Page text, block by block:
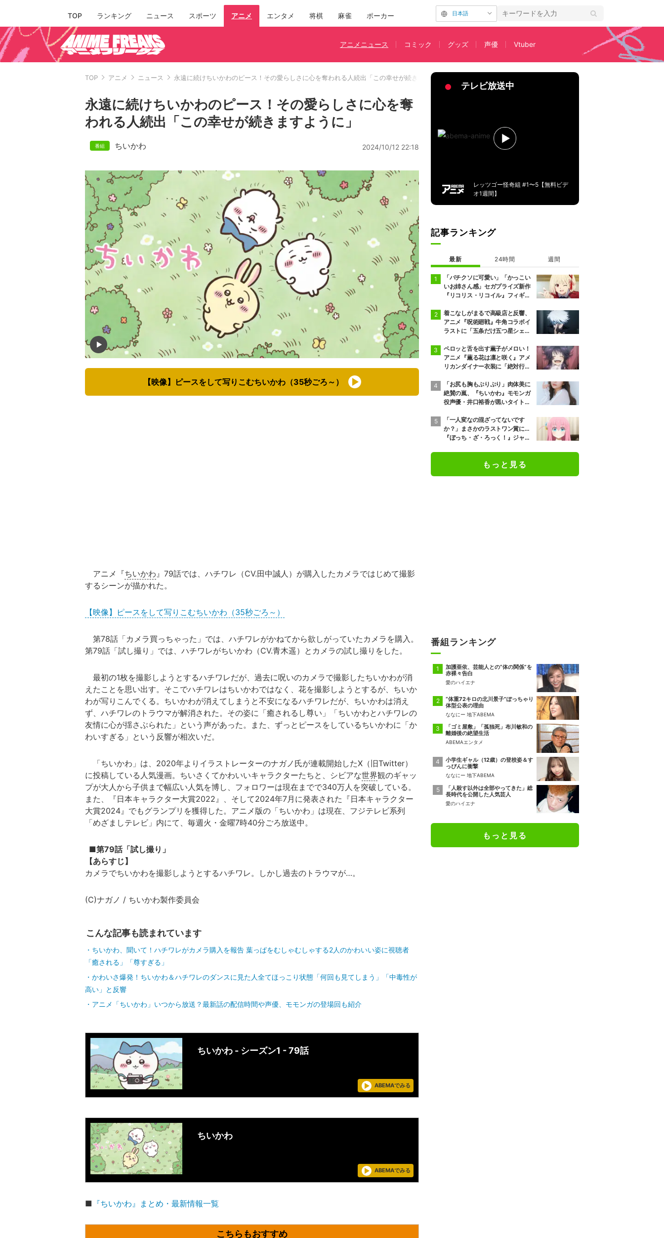
TOP ランキング ニュース スポーツ アニメ エンタメ 将棋 麻雀 ポーカー 日本語
アニメニュース コミック グッズ 声優 Vtuber
TOP アニメ ニュース 永遠に続けちいかわのピース！その愛らしさに心を奪われる人続出「この幸せが続きますように」
永遠に続けちいかわのピース！その愛らしさに心を奪
われる人続出「この幸せが続きますように」
ちいかわ 2024/10/12 22:18
【映像】ピースをして写りこむちいかわ（35秒ごろ～）
アニメ『ちいかわ』79話では、ハチワレ（CV.田中誠人）が購入したカメラではじめて撮影
するシーンが描かれた。
【映像】ピースをして写りこむちいかわ（35秒ごろ～）
第78話「カメラ買っちゃった」では、ハチワレがかねてから欲しがっていたカメラを購入。
第79話「試し撮り」では、ハチワレがちいかわ（CV.青木遥）とカメラの試し撮りをした。
最初の1枚を撮影しようとするハチワレだが、過去に呪いのカメラで撮影したちいかわが消
えたことを思い出す。そこでハチワレはちいかわではなく、花を撮影しようとするが、ちいか
わが写りこんでくる。ちいかわが消えてしまうと不安になるハチワレだが、ちいかわは消え
ず、ハチワレのトラウマが解消された。その姿に「癒されるし尊い」「ちいかわとハチワレの
友情に心が揺さぶられた」という声があった。また、ずっとピースをしているちいかわに「か
わいすぎる」という反響が相次いだ。
「ちいかわ」は、2020年よりイラストレーターのナガノ氏が連載開始したX（旧Twitter）
に投稿している人気漫画。ちいさくてかわいいキャラクターたちと、シビアな世界観のギャッ
プが大人から子供まで幅広い人気を博し、フォロワーは現在までで340万人を突破している。
また、『日本キャラクター大賞2022』、そして2024年7月に発表された『日本キャラクター
大賞2024』でもグランプリを獲得した。アニメ版の「ちいかわ」は現在、フジテレビ系列
「めざましテレビ」内にて、毎週火・金曜7時40分ごろ放送中。
■第79話「試し撮り」
【あらすじ】
カメラでちいかわを撮影しようとするハチワレ。しかし過去のトラウマが…。
(C)ナガノ / ちいかわ製作委員会
こんな記事も読まれています
ちいかわ、聞いて！ハチワレがカメラ購入を報告 葉っぱをむしゃむしゃする2人のかわいい姿に視聴者
「癒される」「尊すぎる」
かわいさ爆発！ちいかわ＆ハチワレのダンスに見た人全てほっこり状態「何回も見てしまう」「中毒性が
高い」と反響
アニメ「ちいかわ」いつから放送？最新話の配信時間や声優、モモンガの登場回も紹介
ちいかわ - シーズン1 - 79話
ABEMAでみる
ちいかわ
ABEMAでみる
■ 『ちいかわ』まとめ・最新情報一覧
テレビ放送中
レッツゴー怪奇組 #1〜5【無料ビデ
オ1週間】
記事ランキング
最新 24時間 週間
「バチクソに可愛い」「かっこい
いお姉さん感」セガプライズ新作
『リコリス・リコイル』フィギュ
着こなしがまるで高級店と反響、
アニメ『呪術廻戦』牛角コラボイ
ラストに「五条だけ五つ星シェ
ペロッと舌を出す薫子がメロい！
アニメ『薫る花は凛と咲く』アメ
リカンダイナー衣装に「絶対行き
「お尻も胸もぷりぷり」肉体美に
絶賛の嵐、『ちいかわ』モモンガ
役声優・井口裕香が黒いタイトウ
「一人変なの混ざってないです
か？」まさかのラストワン賞に…
『ぼっち・ざ・ろっく！』ジャー
もっと見る
番組ランキング
加護亜依、芸能人との“体の関係”を
赤裸々告白
愛のハイエナ
“体重72キロの北川景子”ぽっちゃり
体型公表の理由
ななにー 地下ABEMA
「ゴミ屋敷」「孤独死」布川敏和の
離婚後の絶望生活
ABEMAエンタメ
小学生ギャル（12歳）の登校姿＆す
っぴんに衝撃
ななにー 地下ABEMA
「人殺す以外は全部やってきた」総
長時代を公開した人気芸人
愛のハイエナ
もっと見る